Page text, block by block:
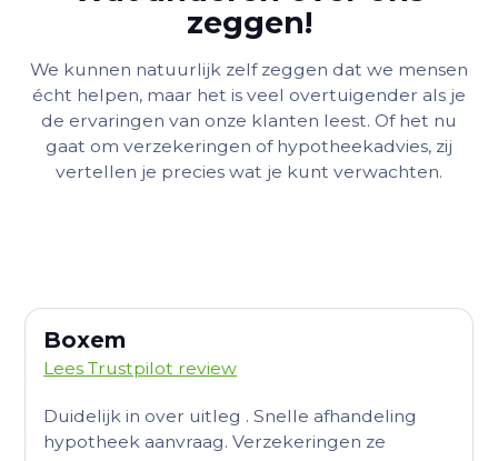
zeggen!
We kunnen natuurlijk zelf zeggen dat we mensen
écht helpen, maar het is veel overtuigender als je
de ervaringen van onze klanten leest. Of het nu
gaat om verzekeringen of hypotheekadvies, zij
vertellen je precies wat je kunt verwachten.
Boxem
Lees Trustpilot review
Duidelijk in over uitleg . Snelle afhandeling
hypotheek aanvraag. Verzekeringen ze